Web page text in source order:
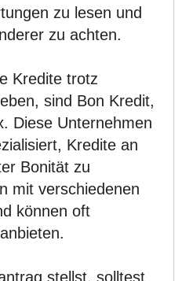
zu lesen und
zu achten.
Kredite trotz
sind Bon Kredit,
Diese Unternehmen
Kredite an
Bonität zu
mit verschiedenen
können oft
stellst, solltest